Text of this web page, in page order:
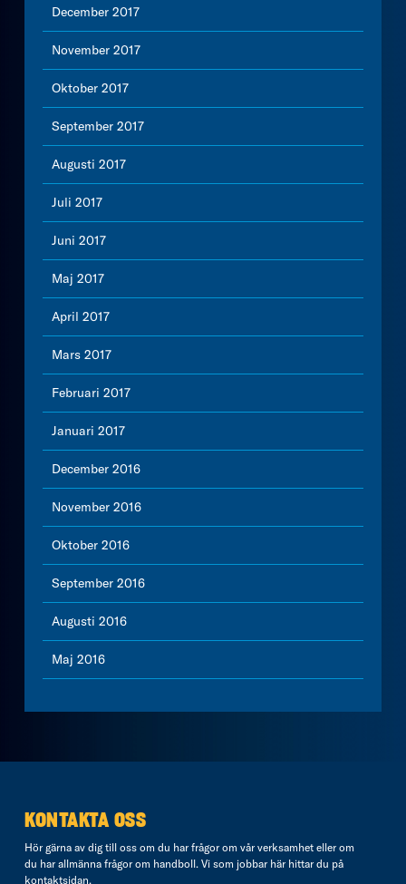
December 2017
November 2017
Oktober 2017
September 2017
Augusti 2017
Juli 2017
Juni 2017
Maj 2017
April 2017
Mars 2017
Februari 2017
Januari 2017
December 2016
November 2016
Oktober 2016
September 2016
Augusti 2016
Maj 2016
KONTAKTA OSS
Hör gärna av dig till oss om du har frågor om vår verksamhet eller om
du har allmänna frågor om handboll. Vi som jobbar här hittar du på
kontaktsidan.